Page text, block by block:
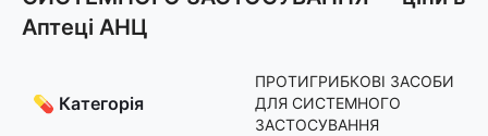
Аптеці АНЦ
💊 Категорія
ПРОТИГРИБКОВІ ЗАСОБИ
ДЛЯ СИСТЕМНОГО
ЗАСТОСУВАННЯ